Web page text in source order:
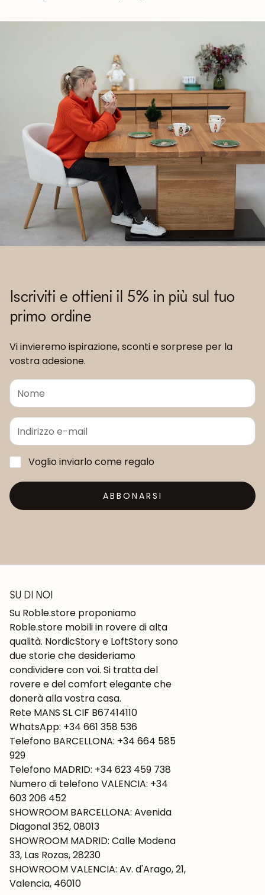
Iscriviti e ottieni il 5% in più sul tuo
primo ordine
Vi invieremo ispirazione, sconti e sorprese per la
vostra adesione.
Voglio inviarlo come regalo
ABBONARSI
SU DI NOI
Su Roble.store proponiamo
Roble.store mobili in rovere di alta
qualità. NordicStory e LoftStory sono
due storie che desideriamo
condividere con voi. Si tratta del
rovere e del comfort elegante che
donerà alla vostra casa.
Rete MANS SL CIF B67414110
WhatsApp: +34 661 358 536
Telefono BARCELLONA: +34 664 585
929
Telefono MADRID: +34 623 459 738
Numero di telefono VALENCIA: +34
603 206 452
SHOWROOM BARCELLONA: Avenida
Diagonal 352, 08013
SHOWROOM MADRID: Calle Modena
33, Las Rozas, 28230
SHOWROOM VALENCIA: Av. d'Arago, 21,
Valencia, 46010